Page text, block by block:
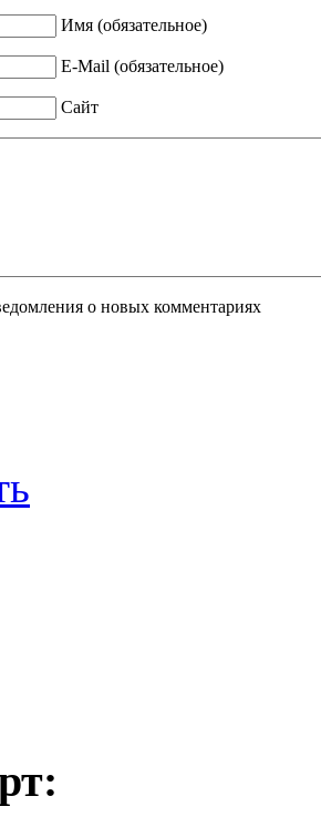
Имя (обязательное)
E-Mail (обязательное)
Сайт
о новых комментариях